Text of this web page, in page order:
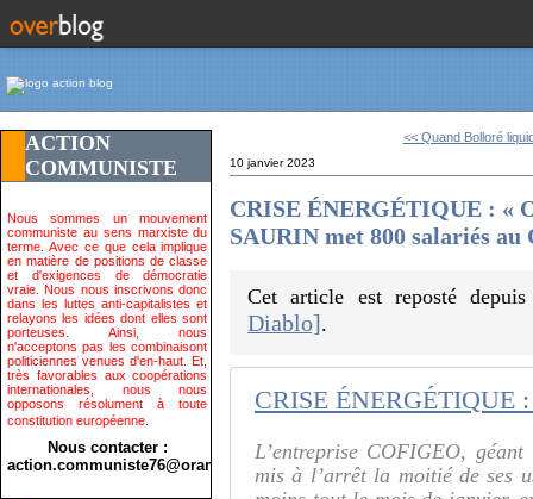
ACTION
COMMUNISTE
Nous sommes un mouvement
communiste au sens marxiste du
terme. Avec ce que cela implique
en matière de positions de classe
et d'exigences de démocratie
vraie. Nous nous inscrivons donc
dans les luttes anti-capitalistes et
relayons les idées dont elles sont
porteuses. Ainsi, nous
n'acceptons pas les combinaisont
politiciennes venues d'en-haut. Et,
très favorables aux coopérations
internationales, nous nous
opposons résolument à toute
constitution européenne.
Nous contacter :
action.communiste76@orange.fr>
<< Quand Bolloré
10 janvier 2023
CRISE ÉNERGÉTIQUE : «
SAURIN met 800 salariés
Cet article est reposté
Diablo].
L’entreprise COFIGEO,
mis à l’arrêt la moitié de ses